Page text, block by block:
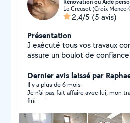
Rénovation ou Aide
Le Creusot (Croix Menee-
2,4/5 (5 avis)
Présentation
J exécuté tous vos travaux
assure un boulot de
Dernier avis laissé par
Il y a plus de 6 mois
Je n'ai pas fait affaire avec lui, mon
fini